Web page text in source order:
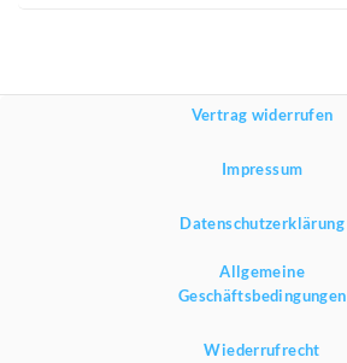
Vertrag widerrufen
Impressum
Datenschutzerklärung
Allgemeine
Geschäftsbedingungen
Wiederrufrecht